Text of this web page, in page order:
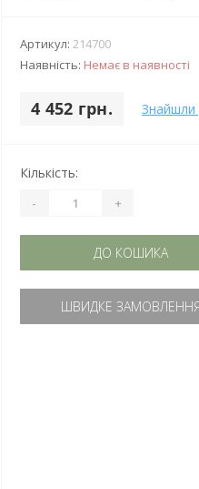
Артикул: 214700
Наявність: Немає в наявності
4 452 грн.
Кількість:
- +
ДО КОШИКА
ШВИДКЕ ЗАМОВЛЕННЯ